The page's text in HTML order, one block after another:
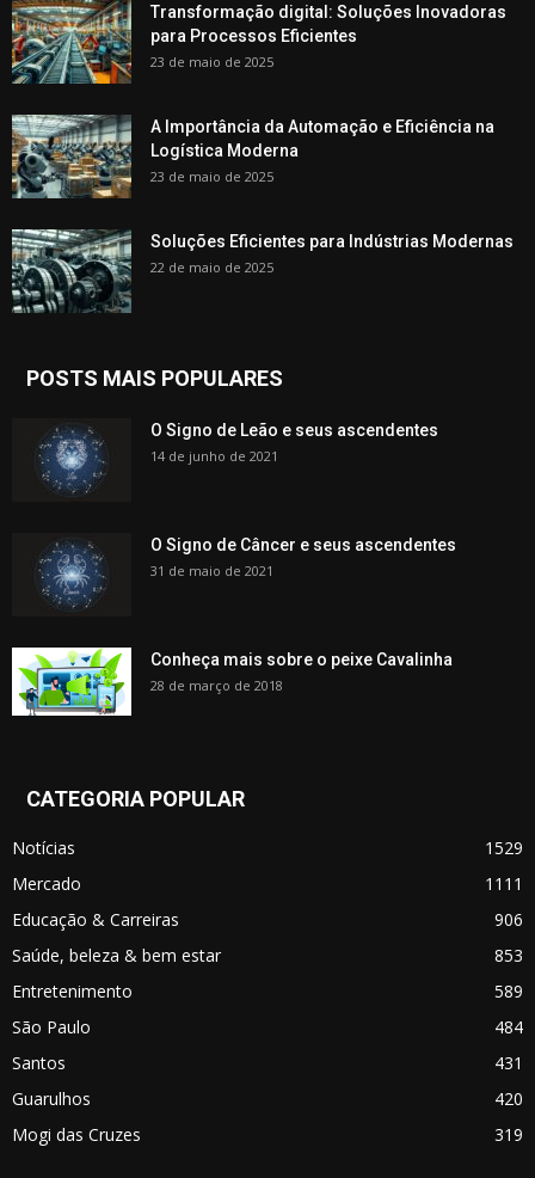
Transformação digital: Soluções Inovadoras
para Processos Eficientes
23 de maio de 2025
A Importância da Automação e Eficiência na
Logística Moderna
23 de maio de 2025
Soluções Eficientes para Indústrias Modernas
22 de maio de 2025
POSTS MAIS POPULARES
O Signo de Leão e seus ascendentes
14 de junho de 2021
O Signo de Câncer e seus ascendentes
31 de maio de 2021
Conheça mais sobre o peixe Cavalinha
28 de março de 2018
CATEGORIA POPULAR
Notícias
1529
Mercado
1111
Educação & Carreiras
906
Saúde, beleza & bem estar
853
Entretenimento
589
São Paulo
484
Santos
431
Guarulhos
420
Mogi das Cruzes
319